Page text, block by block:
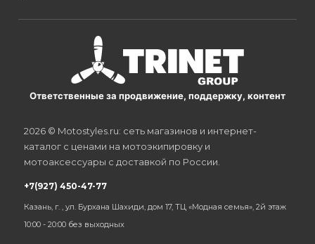
Ответственные за продвижение, поддержку, контент
2026 © Motostyles.ru: сеть магазинов и интернет-
каталог с ценами на мотоэкипировку и
мотоаксессуары с доставкой по России.
+7(927) 450-47-77
Казань, г. , ул. Бурхана Шахиди, дом 17, ТЦ «Модная семья», 2й этаж
10:00 - 20:00 без выходных